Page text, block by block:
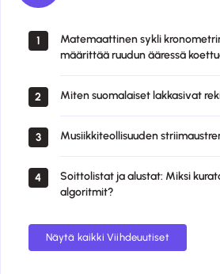
1
Matemaattinen sykli
määrittää ruudun ääressä
2 Miten suomalaiset lakkasivat
3 Musiikkiteollisuuden
4
Soittolistat ja alustat: Miksi
algoritmit?
Näytä kaikki Viihdeuutiset